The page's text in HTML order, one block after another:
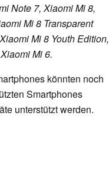
Note 7, Xiaomi Mi 8,
Mi 8 Transparent
Mi 8 Youth Edition,
Mi 6.
könnten noch
Smartphones
unterstützt werden.